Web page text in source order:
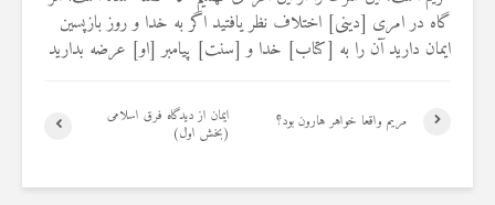
گاه در امرى [دينى] اختلاف نظر يافتيد اگر به خدا و ‏روز بازپسين
ايمان داريد آن را به [كتاب] خدا و [سنت] پيامبر [او] عرضه ‏بداريد
ایمان از دیدگاه فرق اسلامی
(بخش اول)
مریم واقعا خواهر هارون بود؟ ‏